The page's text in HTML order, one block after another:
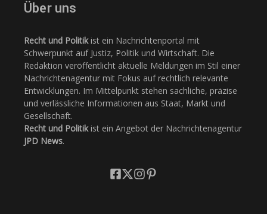
Über uns
Recht und Politikist ein Nachrichtenportal mit
Schwerpunkt auf Justiz, Politik und Wirtschaft. Die
Redaktion veröffentlicht aktuelle Meldungen im Stil einer
Nachrichtenagentur mit Fokus auf rechtlich relevante
Entwicklungen. Im Mittelpunkt stehen sachliche, präzise
und verlässliche Informationen aus Staat, Markt und
Gesellschaft.
Recht und Politikist ein Angebot der Nachrichtenagentur
JPD News.